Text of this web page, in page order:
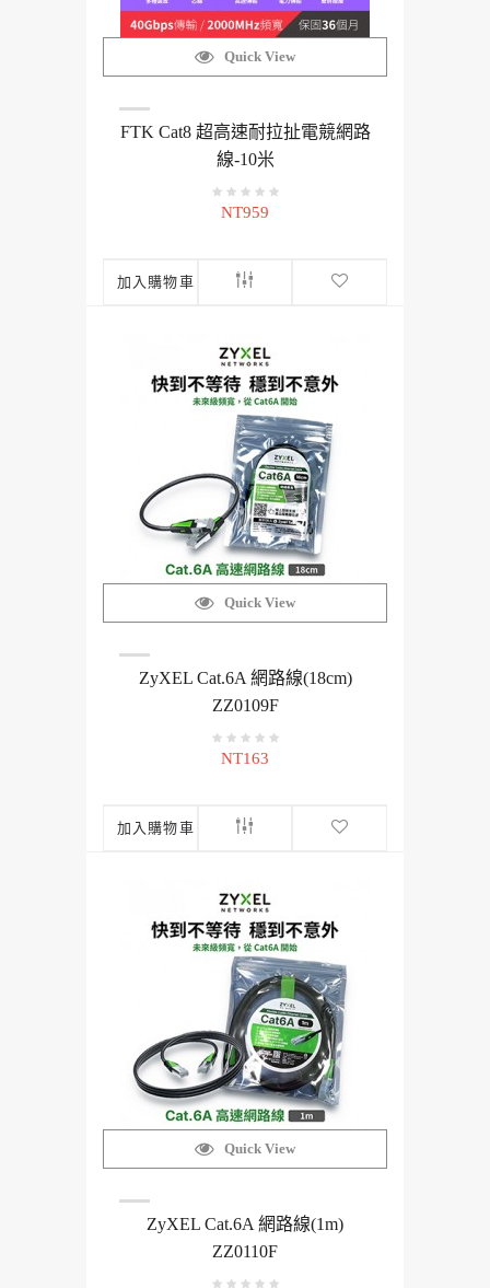
Quick View
FTK Cat8 超高速耐拉扯電競網路
線-10米
NT959
加入購物車
Quick View
ZyXEL Cat.6A 網路線(18cm)
ZZ0109F
NT163
加入購物車
Quick View
ZyXEL Cat.6A 網路線(1m)
ZZ0110F